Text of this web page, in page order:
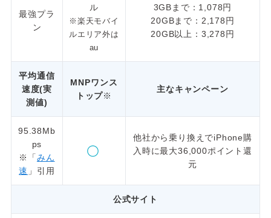
最強プラ
ン
ル
※楽天モバイ
ルエリア外は
au
3GBまで：1,078円
20GBまで：2,178円
20GB以上：3,278円
平均通信
速度(実
測値)
MNPワンス
トップ※
主なキャンペーン
95.38Mb
ps
※「みん
速 」引用
他社から乗り換えでiPhone購
入時に最大36,000ポイント還
元
公式サイト